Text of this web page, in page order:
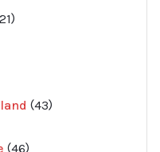
produkter
43
produkter
46